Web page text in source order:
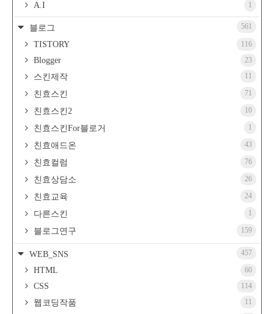
A.I 1
블로그 561
TISTORY 116
Blogger 23
스킨제작 11
친효스킨 71
친효스킨2 10
친효스킨For블로거 1
친효애드온 43
친효컬럼 76
친효상담소 26
친효교육 24
다른스킨 1
블로그연구 159
WEB_SNS 457
HTML 60
CSS 114
웹코딩작품 11